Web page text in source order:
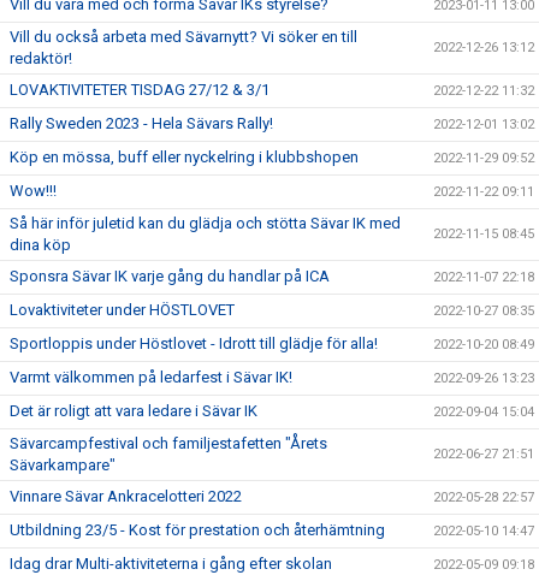
Vill du vara med och forma Sävar IKs styrelse? 2023-01-11 13:00
Vill du också arbeta med Sävarnytt? Vi söker en till
redaktör!
2022-12-26 13:12
LOVAKTIVITETER TISDAG 27/12 & 3/1 2022-12-22 11:32
Rally Sweden 2023 - Hela Sävars Rally! 2022-12-01 13:02
Köp en mössa, buff eller nyckelring i klubbshopen 2022-11-29 09:52
Wow!!! 2022-11-22 09:11
Så här inför juletid kan du glädja och stötta Sävar IK med
dina köp
2022-11-15 08:45
Sponsra Sävar IK varje gång du handlar på ICA 2022-11-07 22:18
Lovaktiviteter under HÖSTLOVET 2022-10-27 08:35
Sportloppis under Höstlovet - Idrott till glädje för alla! 2022-10-20 08:49
Varmt välkommen på ledarfest i Sävar IK! 2022-09-26 13:23
Det är roligt att vara ledare i Sävar IK 2022-09-04 15:04
Sävarcampfestival och familjestafetten "Årets
Sävarkampare"
2022-06-27 21:51
Vinnare Sävar Ankracelotteri 2022 2022-05-28 22:57
Utbildning 23/5 - Kost för prestation och återhämtning 2022-05-10 14:47
Idag drar Multi-aktiviteterna i gång efter skolan 2022-05-09 09:18